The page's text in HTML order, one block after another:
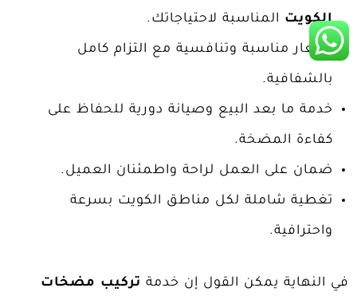
الكويت المناسبة لاحتياجاتك.
أسعار مناسبة وتنافسية مع التزام كامل
بالشفافية.
خدمة ما بعد البيع وصيانة دورية للحفاظ على
كفاءة المضخة.
ضمان على العمل لراحة واطمئنان العميل.
تغطية شاملة لكل مناطق الكويت بسرعة
واحترافية.
في النهاية يمكن القول إن خدمة تركيب مضخات